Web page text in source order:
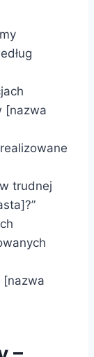
[nazwa
trudnej
[nazwa